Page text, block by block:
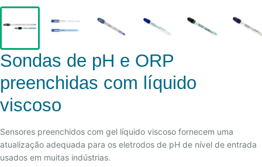
Sondas de pH e ORP
preenchidas com líquido
viscoso
Sensores preenchidos com gel líquido viscoso fornecem uma
atualização adequada para os eletrodos de pH de nível de entrada
usados ​​em muitas indústrias.